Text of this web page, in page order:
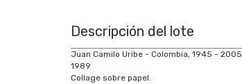
Descripción del lote
Juan Camilo Uribe - Colombia, 1945 - 2005
1989
Collage sobre papel.